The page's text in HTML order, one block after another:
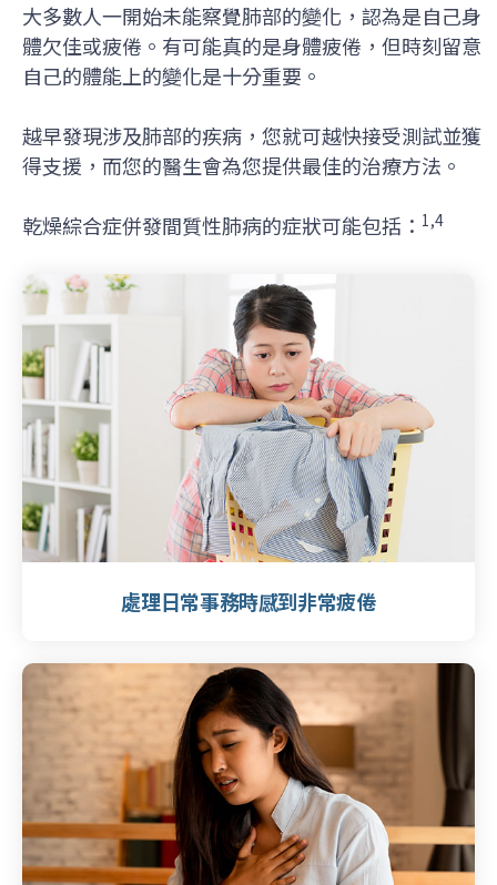
大多數人一開始未能察覺肺部的變化，認為是自己身
體欠佳或疲倦。有可能真的是身體疲倦，但時刻留意
自己的體能上的變化是十分重要。
越早發現涉及肺部的疾病，您就可越快接受測試並獲
得支援，而您的醫生會為您提供最佳的治療方法。
乾燥綜合症併發間質性肺病的症狀可能包括： 1,4
處理日常事務時感到非常疲倦